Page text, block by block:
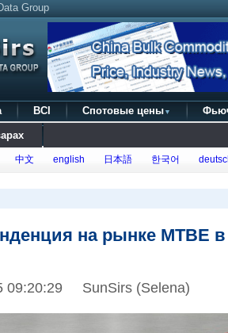
Group
BCI Спотовые цены ▼
中文 english 日本語 한국어
на рынке MTBE в
09:20:29 SunSirs (Selena)